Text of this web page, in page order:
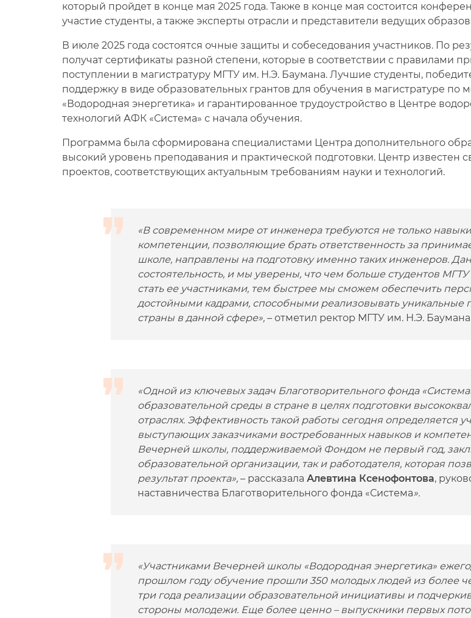
который пройдет в конце мая 2025 года. Также в конце мая состоится
участие студенты, а также эксперты отрасли и представители ведущих
В июле 2025 года состоятся очные защиты и собеседования участников. По
получат сертификаты разной степени, которые в соответствии с правилами
поступлении в магистратуру МГТУ им. Н.Э. Баумана. Лучшие студенты,
поддержку в виде образовательных грантов для обучения в магистратуре
«Водородная энергетика» и гарантированное трудоустройство в Центре
технологий АФК «Система» с начала обучения.
Программа была сформирована специалистами Центра дополнительного
высокий уровень преподавания и практической подготовки. Центр известен
проектов, соответствующих актуальным требованиям науки и технологий.
«В современном мире от инженера требуются не только
компетенции, позволяющие брать ответственность за
школе, направлены на подготовку именно таких инженеров.
состоятельность, и мы уверены, что чем больше студентов
стать ее участниками, тем быстрее мы сможем обеспечить
достойными кадрами, способными реализовывать уникальные
страны в данной сфере», – отметил ректор МГТУ им. Н.Э. Баумана
«Одной из ключевых задач Благотворительного фонда
образовательной среды в стране в целях подготовки
отраслях. Эффективность такой работы сегодня определяется
выступающих заказчиками востребованных навыков и
Вечерней школы, поддерживаемой Фондом не первый год,
образовательной организации, так и работодателя, которая
результат проекта», – рассказала Алевтина Ксенофонтова,
наставничества Благотворительного фонда «Система».
«Участниками Вечерней школы «Водородная энергетика»
прошлом году обучение прошли 350 молодых людей из более
три года реализации образовательной инициативы и
стороны молодежи. Еще более ценно – выпускники первых